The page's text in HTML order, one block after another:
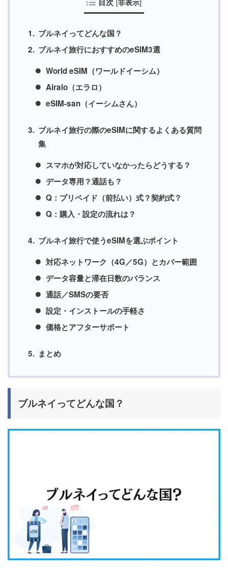
ブルネイってどんな国？
ブルネイ旅行におすすめのeSIM3選
World eSIM（ワールドイーシム）
Airalo（エラロ）
eSIM-san（イーシムさん）
ブルネイ旅行の際のeSIMに関するよくある質問
集
スマホが対応していなかったらどうする？
データ専用？通話も？
Q：プリペイド（前払い）式？契約式？
Q：購入・設定の流れは？
ブルネイ旅行で使うeSIMを選ぶポイント
対応ネットワーク（4G／5G）とカバー範囲
データ容量と滞在日数のバランス
通話／SMSの要否
設定・インストールの手軽さ
価格とアフターサポート
まとめ
ブルネイってどんな国？